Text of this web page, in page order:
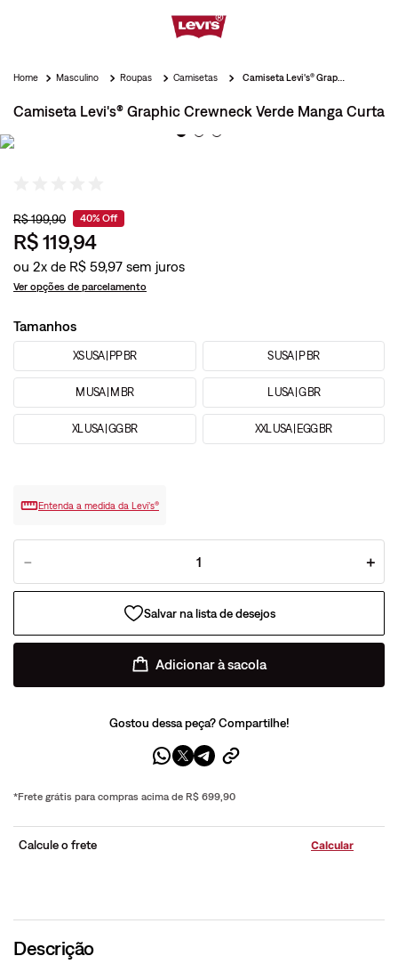
Masculino Roupas Camisetas
Camiseta Levi's® Graphic Crewneck Verde Manga Curta
R$199,90 40% Off
R$119,94
ou 2x de R$ 59,97
Ver opções de parcelamento
Tamanhos
XS USA | PP BR S USA | P BR
M USA | M BR L USA | G BR
XL USA | GG BR XXL USA | EGG BR
Entenda a medida da Levi’s®
＋
－
Adicionar à sacola
Gostou dessa peça? Compartilhe!
*Frete grátis para compras acima de R$ 699,90
Calcule o frete
Descrição